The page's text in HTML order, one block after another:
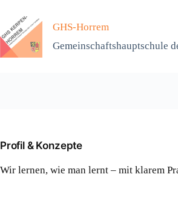
Inhalt
springen
GHS-Horrem
Gemeinschaftshauptschule
Profil & Konzepte
Wir lernen, wie man lernt – mit klarem